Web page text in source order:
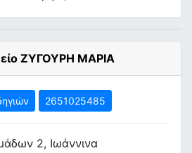
ΖΥΓΟΥΡΗ ΜΑΡΙΑ
2651025485
2, Ιωάννινα